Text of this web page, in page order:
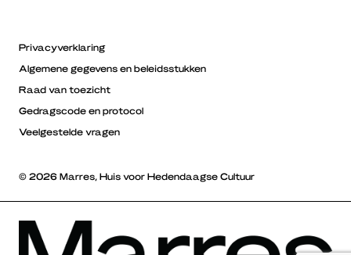
Privacyverklaring
Algemene gegevens en beleidsstukken
Raad van toezicht
Gedragscode en protocol
Veelgestelde vragen
© 2026 Marres, Huis voor Hedendaagse Cultuur